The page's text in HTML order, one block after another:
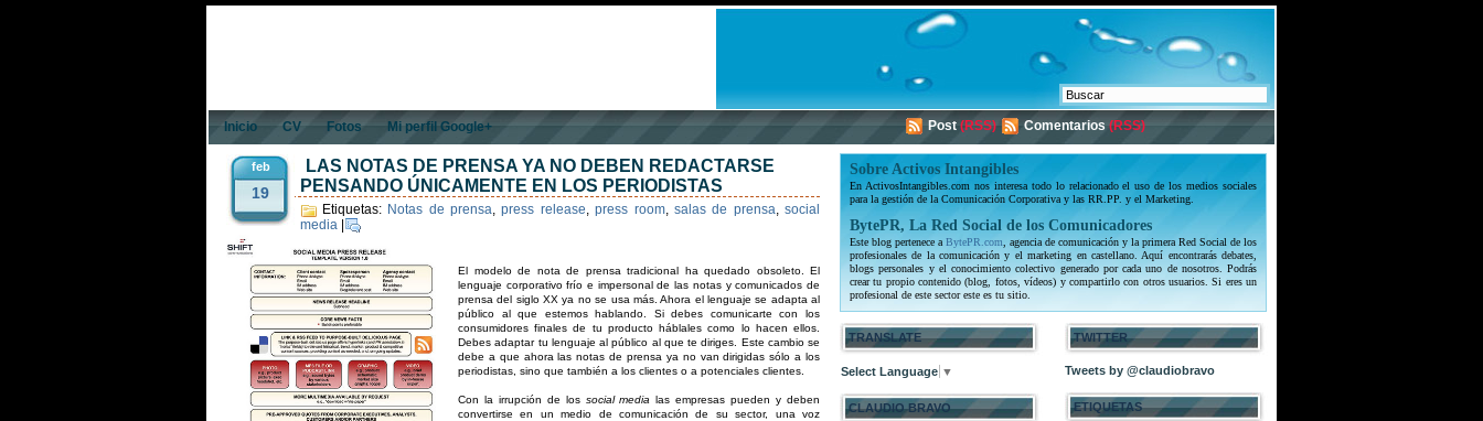
Inicio CV Fotos Mi perfil Google+ Post (RSS) Comentarios (RSS)
feb
19
LAS NOTAS DE PRENSA YA NO DEBEN REDACTARSE
PENSANDO ÚNICAMENTE EN LOS PERIODISTAS
Etiquetas: Notas de prensa,press release,press room, salas de prensa,social
media
El modelo de nota de prensa tradicional ha quedado obsoleto. El
lenguaje corporativo frío e impersonal de las notas y comunicados de
prensa del siglo XX ya no se usa más. Ahora el lenguaje se adapta al
público al que estemos hablando. Si debes comunicarte con los
consumidores finales de tu producto háblales como lo hacen ellos.
Debes adaptar tu lenguaje al público al que te diriges. Este cambio se
debe a que ahora las notas de prensa ya no van dirigidas sólo a los
periodistas, sino que también a los clientes o a potenciales clientes.
Con la irrupción de los social media las empresas pueden y deben
convertirse en un medio de comunicación de su sector, una voz
Sobre Activos Intangibles
En ActivosIntangibles.com nos interesa todo lo relacionado el uso de los medios sociales
para la gestión de la Comunicación Corporativa y las RR.PP. y el Marketing.
BytePR, La Red Social de los Comunicadores
Este blog pertenece a BytePR.com , agencia de comunicación y la primera Red Social de los
profesionales de la comunicación y el marketing en castellano. Aquí encontrarás debates,
blogs personales y el conocimiento colectivo generado por cada uno de nosotros. Podrás
crear tu propio contenido (blog, fotos, vídeos) y compartirlo con otros usuarios. Si eres un
profesional de este sector este es tu sitio.
TRANSLATE
Select Language ▼
CLAUDIO BRAVO
TWITTER
Tweets by @claudiobravo
ETIQUETAS